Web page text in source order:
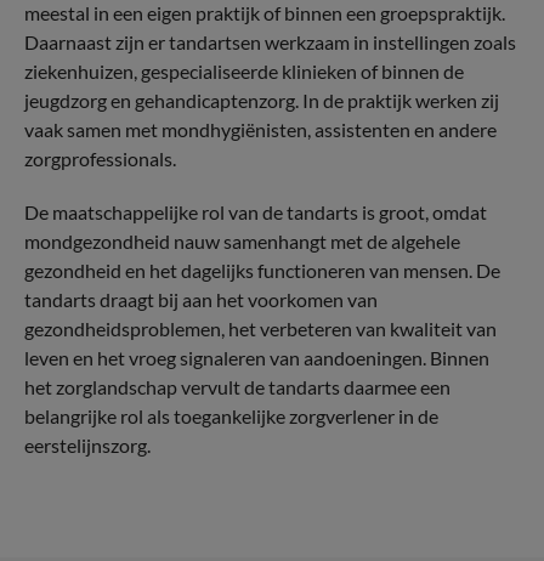
meestal in een eigen praktijk of binnen een groepspraktijk.
Daarnaast zijn er tandartsen werkzaam in instellingen zoals
ziekenhuizen, gespecialiseerde klinieken of binnen de
jeugdzorg en gehandicaptenzorg. In de praktijk werken zij
vaak samen met mondhygiënisten, assistenten en andere
zorgprofessionals.
De maatschappelijke rol van de tandarts is groot, omdat
mondgezondheid nauw samenhangt met de algehele
gezondheid en het dagelijks functioneren van mensen. De
tandarts draagt bij aan het voorkomen van
gezondheidsproblemen, het verbeteren van kwaliteit van
leven en het vroeg signaleren van aandoeningen. Binnen
het zorglandschap vervult de tandarts daarmee een
belangrijke rol als toegankelijke zorgverlener in de
eerstelijnszorg.